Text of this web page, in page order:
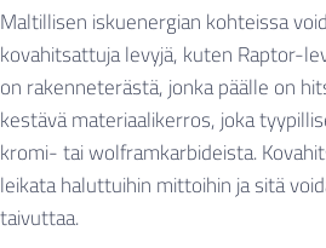
Maltillisen iskuenergian kohteissa
kovahitsattuja levyjä, kuten Raptor-
on rakenneterästä, jonka päälle on
kestävä materiaalikerros, joka
kromi- tai wolframkarbideista.
leikata haluttuihin mittoihin ja sitä
taivuttaa.